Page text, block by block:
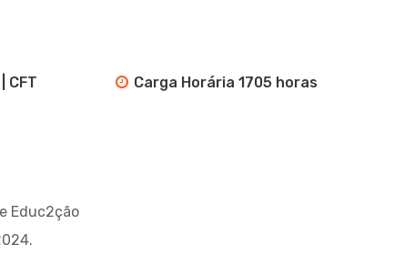
CFT Carga Horária 1705 horas
Educ2ção